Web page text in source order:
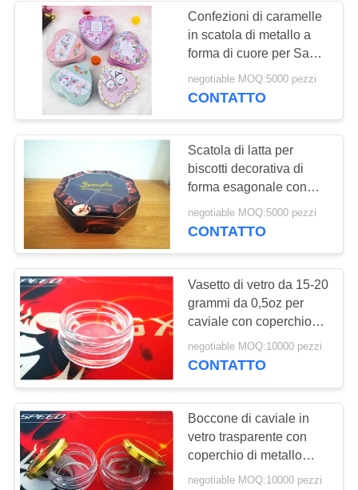
RICHIEDA
UNA
CITAZIONE
MAPPA
SITO
PRIVACY
POLICY
Confezioni di caramelle
in scatola di metallo a
forma di cuore per San
Valentino e compleanno
negotiable MOQ:5000 pezzi
CONTATTO
Scatola di latta per
biscotti decorativa di
forma esagonale con
vetrina in PET stampata
su misura
negotiable MOQ:5000 pezzi
CONTATTO
Vasetto di vetro da 15-20
grammi da 0,5oz per
caviale con coperchio
metallico
negotiable MOQ:10000 pezzi
CONTATTO
Boccone di caviale in
vetro trasparente con
coperchio di metallo
approvato dalla FDA
negotiable MOQ:10000 pezzi